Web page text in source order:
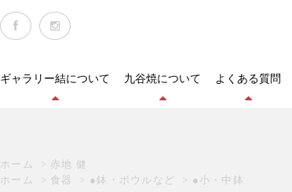
ギャラリー結について 九谷焼について よくある質問
ホーム > 赤地 健
ホーム
> 食器 > ●鉢・ボウルなど > ●小・中鉢